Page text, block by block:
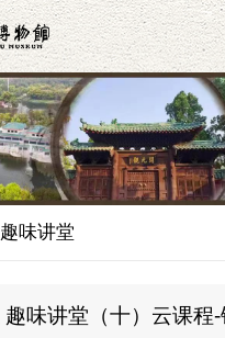
趣味讲堂
味讲堂（十）云课程-